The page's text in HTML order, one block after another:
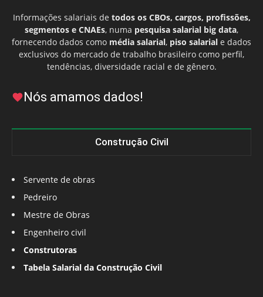
Informações salariais de todos os CBOs, cargos, profissões,
segmentos e CNAEs, numa pesquisa salarial big data,
fornecendo dados como média salarial, piso salarial e dados
exclusivos do mercado de trabalho brasileiro como perfil,
tendências, diversidade racial e de gênero.
Nós amamos dados!
Construção Civil
Servente de obras
Pedreiro
Mestre de Obras
Engenheiro civil
Construtoras
Tabela Salarial da Construção Civil